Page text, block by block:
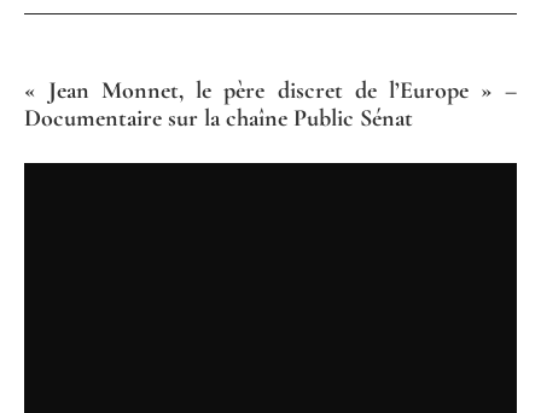
« Jean Monnet, le père discret de l’Europe » –
Documentaire sur la chaîne Public Sénat